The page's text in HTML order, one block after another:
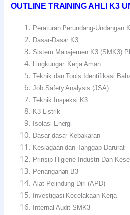
OUTLINE TRAINING AHLI K3
Peraturan Perundang-Undangan
Dasar-Dasar K3
Sistem Manajemen K3 (SMK3)
Lingkungan Kerja Aman
Teknik dan Tools Identifikasi
Job Safety Analysis (JSA)
Teknik Inspeksi K3
K3 Listrik
Isolasi Energi
Dasar-dasar Kebakaran
Kesiagaan dan Tanggap Darurat
Prinsip Higiene Industri Dan
Penanganan B3
Alat Pelindung Diri (APD)
Investigasi Kecelakaan Kerja
Internal Audit SMK3